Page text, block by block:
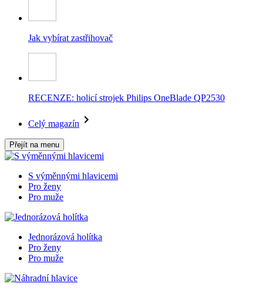
Jak vybírat zastřihovač
RECENZE: holicí strojek Philips OneBlade QP2530
Celý magazín
Přejít na menu
S výměnnými hlavicemi
Pro ženy
Pro muže
Jednorázová holítka
Pro ženy
Pro muže